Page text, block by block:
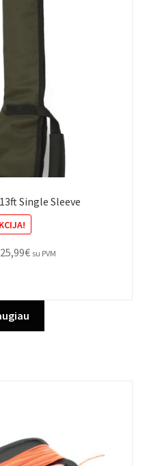
Single Sleeve
Original
25,99€Current
25,99€.
su PVM